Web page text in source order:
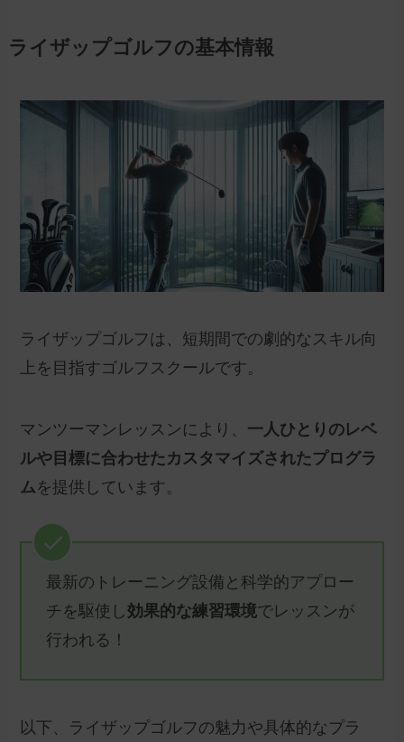
ライザップゴルフの基本情報
ライザップゴルフは、短期間での劇的なスキル向
上を目指すゴルフスクールです。
マンツーマンレッスンにより、 一人ひとりのレベ
ルや目標に合わせたカスタマイズされたプログラ
ムを提供しています。
最新のトレーニング設備と科学的アプロー
チを駆使し効果的な練習環境でレッスンが
行われる！
以下、ライザップゴルフの魅力や具体的なプラ